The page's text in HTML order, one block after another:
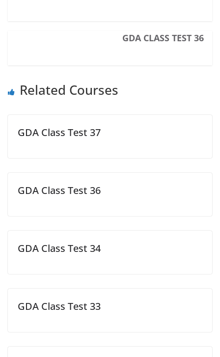
GDA CLASS TEST 36
Related Courses
GDA Class Test 37
GDA Class Test 36
GDA Class Test 34
GDA Class Test 33